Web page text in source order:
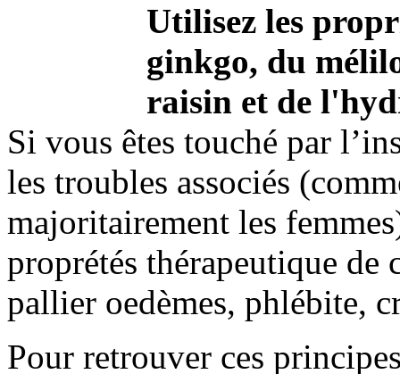
Utilisez les
ginkgo, du
raisin et de
Si vous êtes touché par
les troubles associés
majoritairement les
proprétés thérapeutique de
pallier oedèmes, phlébite,
Pour retrouver ces